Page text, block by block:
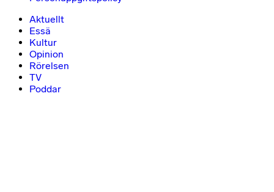
Aktuellt
Essä
Kultur
Opinion
Rörelsen
TV
Poddar